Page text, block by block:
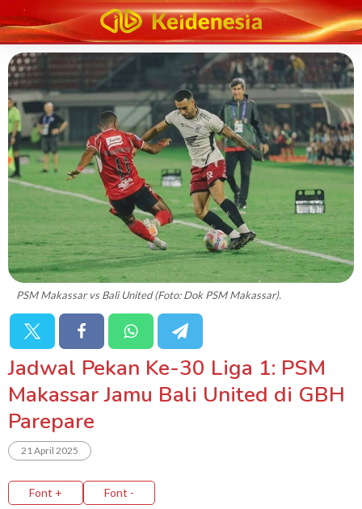
PSM Makassar vs Bali United (Foto: Dok PSM Makassar).
Jadwal Pekan Ke-30 Liga 1: PSM
Makassar Jamu Bali United di GBH
Parepare
21 April 2025
Font + Font -